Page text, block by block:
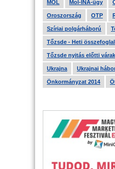
MOL Mol-INA-ügy
Oroszország OTP
Szíriai polgárháború
Tőzsde - Heti
Tőzsde nyitás előtti
Ukrajna Ukrajnai
Önkormányzat 2014